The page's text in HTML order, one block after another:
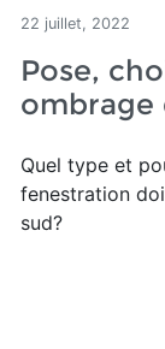
22 juillet, 2022
Pose,
ombrage
Quel type et
fenestration
sud?